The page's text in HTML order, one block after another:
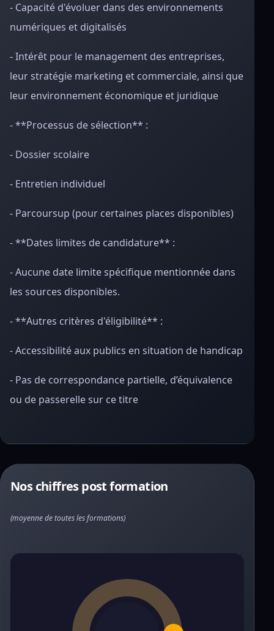
- Capacité d'évoluer dans des environnements
numériques et digitalisés
- Intérêt pour le management des entreprises,
leur stratégie marketing et commerciale, ainsi que
leur environnement économique et juridique
- **Processus de sélection** :
- Dossier scolaire
- Entretien individuel
- Parcoursup (pour certaines places disponibles)
- **Dates limites de candidature** :
- Aucune date limite spécifique mentionnée dans
les sources disponibles.
- **Autres critères d'éligibilité** :
- Accessibilité aux publics en situation de handicap
- Pas de correspondance partielle, d’équivalence
ou de passerelle sur ce titre
Nos chiffres post formation
(moyenne de toutes les formations)